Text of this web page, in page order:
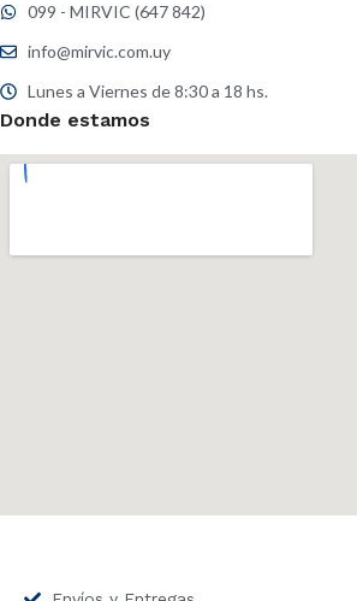
099 - MIRVIC (647 842)
info@mirvic.com.uy
Lunes a Viernes de 8:30 a 18 hs.
Donde estamos